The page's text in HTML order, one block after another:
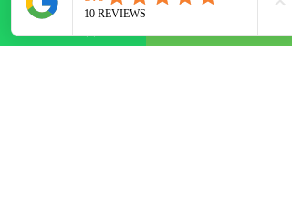
cuidadosos, ágeis,
confortáveis e com